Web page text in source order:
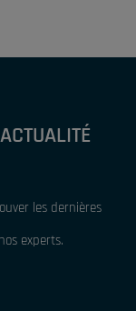
les dernières
experts.